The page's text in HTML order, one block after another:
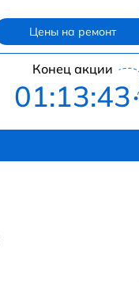
Цены на ремонт
Конец акции
01:13:42